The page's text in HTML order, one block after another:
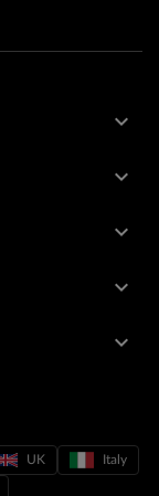




keyboard_arrow_down
UK Italy